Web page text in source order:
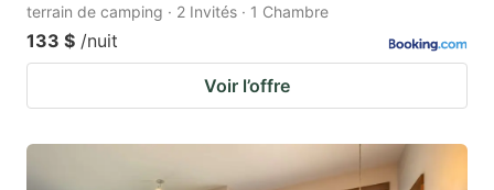
terrain de camping · 2 Invités · 1 Chambre
133 $ /nuit
Voir l’offre